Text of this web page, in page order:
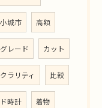
小城市 高額
グレード カット
クラリティ 比較
時計 着物